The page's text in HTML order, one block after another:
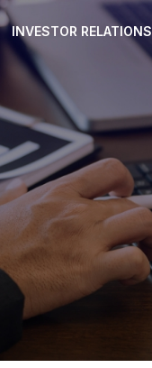
INVESTOR RELATIONS